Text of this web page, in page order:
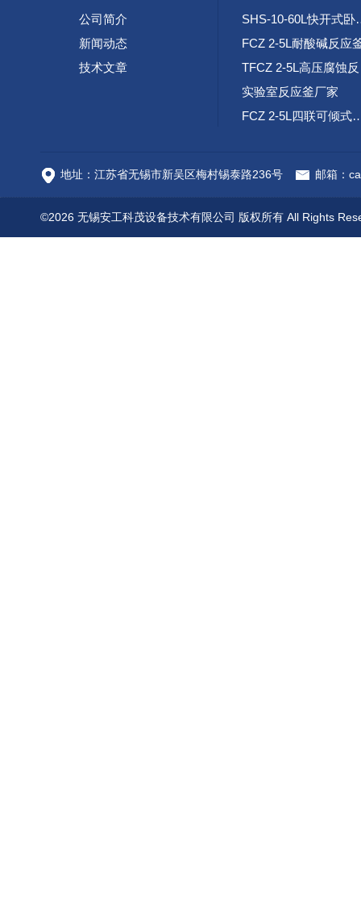
公司简介
新闻动态
技术文章
SHS-10-60L
FCZ 2-5L耐酸碱反应
实验室反应釜厂家
FCZ 2-5L四联
地址：江苏省无锡市新吴区梅村锡泰路236号 邮箱：
©2026 无锡安工科茂设备技术有限公司 版权所有 All Rights